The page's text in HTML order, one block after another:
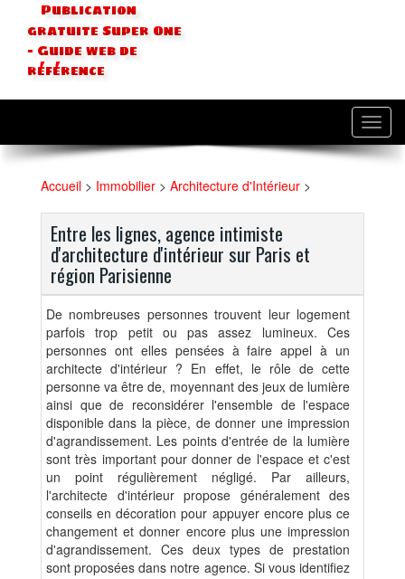
Publication
gratuite Super One
- Guide web de
référence
Accueil > Immobilier > Architecture d'Intérieur >
Entre les lignes, agence intimiste
d'architecture d'intérieur sur Paris et
région Parisienne
De nombreuses personnes trouvent leur logement
parfois trop petit ou pas assez lumineux. Ces
personnes ont elles pensées à faire appel à un
architecte d'intérieur ? En effet, le rôle de cette
personne va être de, moyennant des jeux de lumière
ainsi que de reconsidérer l'ensemble de l'espace
disponible dans la pièce, de donner une impression
d'agrandissement. Les points d'entrée de la lumière
sont très important pour donner de l'espace et c'est
un point régulièrement négligé. Par ailleurs,
l'architecte d'intérieur propose généralement des
conseils en décoration pour appuyer encore plus ce
changement et donner encore plus une impression
d'agrandissement. Ces deux types de prestation
sont proposées dans notre agence. Si vous identifiez